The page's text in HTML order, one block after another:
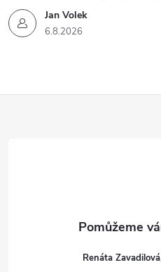
Jan Volek
6.8.2026
Renáta Zavadilová